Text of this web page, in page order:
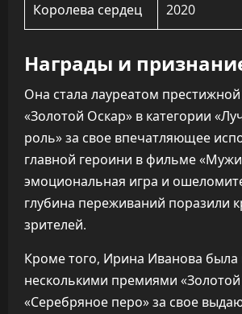
Королева сердец 2020
Награды и
Она стала лауреатом
«Золотой Оскар» в категории
роль» за свое впечатляющее
главной героини в фильме
эмоциональная игра и
глубина переживаний поразили
зрителей.
Кроме того, Ирина Иванова была
несколькими премиями «Золотой
«Серебряное перо» за свое